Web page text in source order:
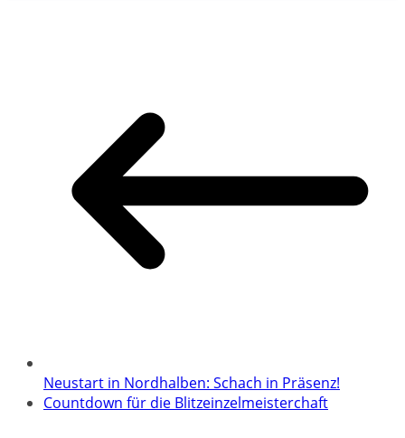
Neustart in Nordhalben: Schach in Präsenz!
Countdown für die Blitzeinzelmeisterchaft